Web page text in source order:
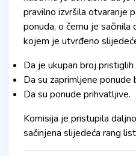
pravilno izvršila otvaranje
ponuda, o čemu je sačinila
kojem je utvrđeno
Da je ukupan broj
Da su zaprimljene ponude
Da su ponude prihvatljive.
Komisija je pristupila
sačinjena slijedeća rang